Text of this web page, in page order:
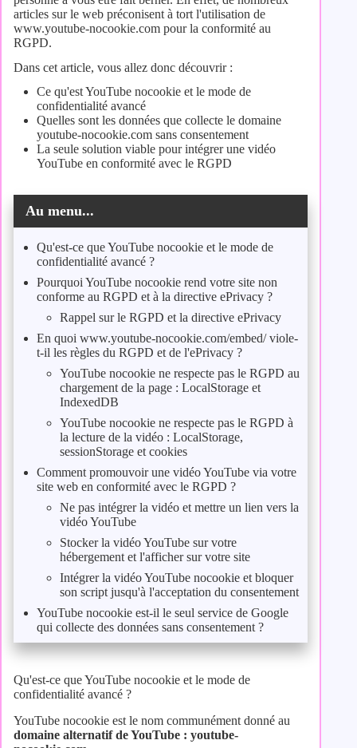
articles sur le web préconisent à tort l'utilisation de
www.youtube-nocookie.com pour la conformité au
RGPD.
Dans cet article, vous allez donc découvrir :
Ce qu'est YouTube nocookie et le mode de
confidentialité avancé
Quelles sont les données que collecte le domaine
youtube-nocookie.com sans consentement
La seule solution viable pour intégrer une vidéo
YouTube en conformité avec le RGPD
Au menu...
Qu'est-ce que YouTube nocookie et le mode de
confidentialité avancé ?
Pourquoi YouTube nocookie rend votre site non
conforme au RGPD et à la directive ePrivacy ?
Rappel sur le RGPD et la directive ePrivacy
En quoi www.youtube-nocookie.com/embed/ viole-
t-il les règles du RGPD et de l'ePrivacy ?
YouTube nocookie ne respecte pas le RGPD au
chargement de la page : LocalStorage et
IndexedDB
YouTube nocookie ne respecte pas le RGPD à
la lecture de la vidéo : LocalStorage,
sessionStorage et cookies
Comment promouvoir une vidéo YouTube via votre
site web en conformité avec le RGPD ?
Ne pas intégrer la vidéo et mettre un lien vers la
vidéo YouTube
Stocker la vidéo YouTube sur votre
hébergement et l'afficher sur votre site
Intégrer la vidéo YouTube nocookie et bloquer
son script jusqu'à l'acceptation du consentement
YouTube nocookie est-il le seul service de Google
qui collecte des données sans consentement ?
Qu'est-ce que YouTube nocookie et le mode de
confidentialité avancé ?
YouTube nocookie est le nom communément donné au
domaine alternatif de YouTube : youtube-